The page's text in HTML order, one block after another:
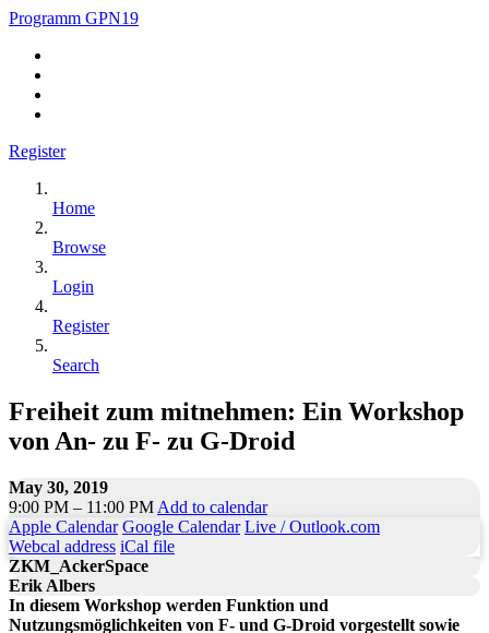
Programm GPN19
Register
Home
Browse
Login
Register
Search
Freiheit zum mitnehmen: Ein Workshop
von An- zu F- zu G-Droid
May 30, 2019
9:00 PM – 11:00 PM Add to calendar
Apple Calendar Google Calendar Live / Outlook.com
Webcal address iCal file
ZKM_AckerSpace
Erik Albers
In diesem Workshop werden Funktion und
Nutzungsmöglichkeiten von F- und G-Droid vorgestellt sowie